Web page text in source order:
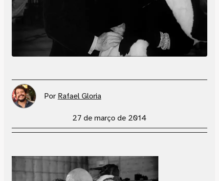
Por Rafael Gloria
27 de março de 2014